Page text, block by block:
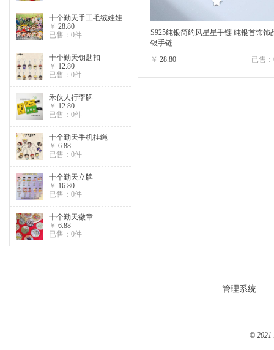
十个勤天手工毛绒娃娃
￥ 28.80
已售：0件
十个勤天钥匙扣
￥ 12.80
已售：0件
禾伙人行李牌
￥ 12.80
已售：0件
十个勤天手机挂绳
￥ 6.88
已售：0件
十个勤天立牌
￥ 16.80
已售：0件
十个勤天徽章
￥ 6.88
已售：0件
S925纯银简约风星星手链 纯银首饰饰
银手链
￥ 28.80 已售
管理系统
© 2021